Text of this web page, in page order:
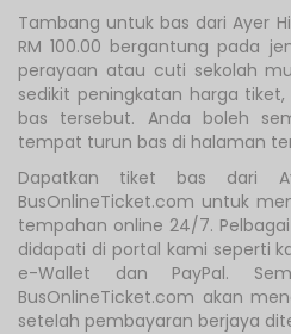
Tambang untuk bas dari Ayer
RM 100.00 bergantung pada
perayaan atau cuti sekolah
sedikit peningkatan harga
bas tersebut. Anda boleh
tempat turun bas di halaman
Dapatkan tiket bas dari
BusOnlineTicket.com untuk
tempahan online 24/7.
didapati di portal kami seperti
e-Wallet dan PayPal.
BusOnlineTicket.com akan
setelah pembayaran berjaya